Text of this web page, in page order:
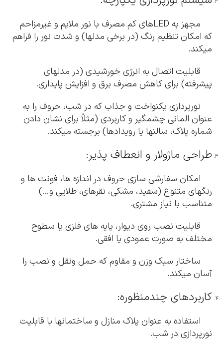
مجهز به LEDهای کم مصرف با نور ملایم و غیرمزاحم
که امکان تنظیم رنگ (در برخی مدلها) و شدت نور را فراهم
میکند.
قابلیت اتصال به انرژی خورشیدی (در مدلهای
پیشرفته) برای کاهش مصرف برق و افزایش پایداری.
نورپردازی یکنواخت و جذاب که در شب، حروف را به
عنوان المانی چشمگیر و کاربردی (مثلاً برای نشان دادن
شماره پلاک، سالنها یا رویدادها) برجسته میکند.
طراحی ماژولار و انعطاف پذیر:
امکان سفارشی سازی حروف در اندازه ها، فونت ها و
رنگهای متنوع (سفید، مشکی، نقرهای، طلایی و…)
متناسب با نیاز مشتری.
قابلیت نصب روی دیوار، پایه های فلزی یا سطوح
مختلف به صورت عمودی یا افقی.
ساختار سبک وزن و مقاوم که حمل ونقل و نصب را
آسان میکند.
کاربردهای چندمنظوره:
استفاده به عنوان پلاک منازل و ساختمانها با قابلیت
نورپردازی در شب.